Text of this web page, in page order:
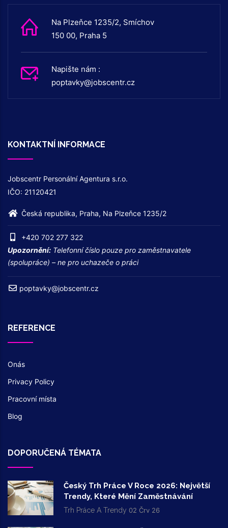
Na Plzeňce 1235/2, Smíchov
150 00, Praha 5
Napište nám :
poptavky@jobscentr.cz
KONTAKTNÍ INFORMACE
Jobscentr Personální Agentura s.r.o.
IČO: 21120421
Česká republika, Praha, Na Plzeňce 1235/2
+420 702 277 322
Upozornění: Telefonní číslo pouze pro zaměstnavatele
(spolupráce) – ne pro uchazeče o práci
poptavky@jobscentr.cz
REFERENCE
Onás
Privacy Policy
Pracovní místa
Blog
DOPORUČENÁ TÉMATA
Český Trh Práce V Roce 2026: Největší
Trendy, Které Mění Zaměstnávání
Trh Práce A Trendy 02 Črv 26